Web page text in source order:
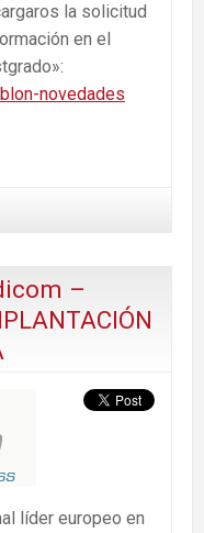
la solicitud
en el
novedades
–
líder europeo en